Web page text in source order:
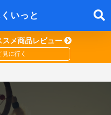
いっと
スメ商品レビュー